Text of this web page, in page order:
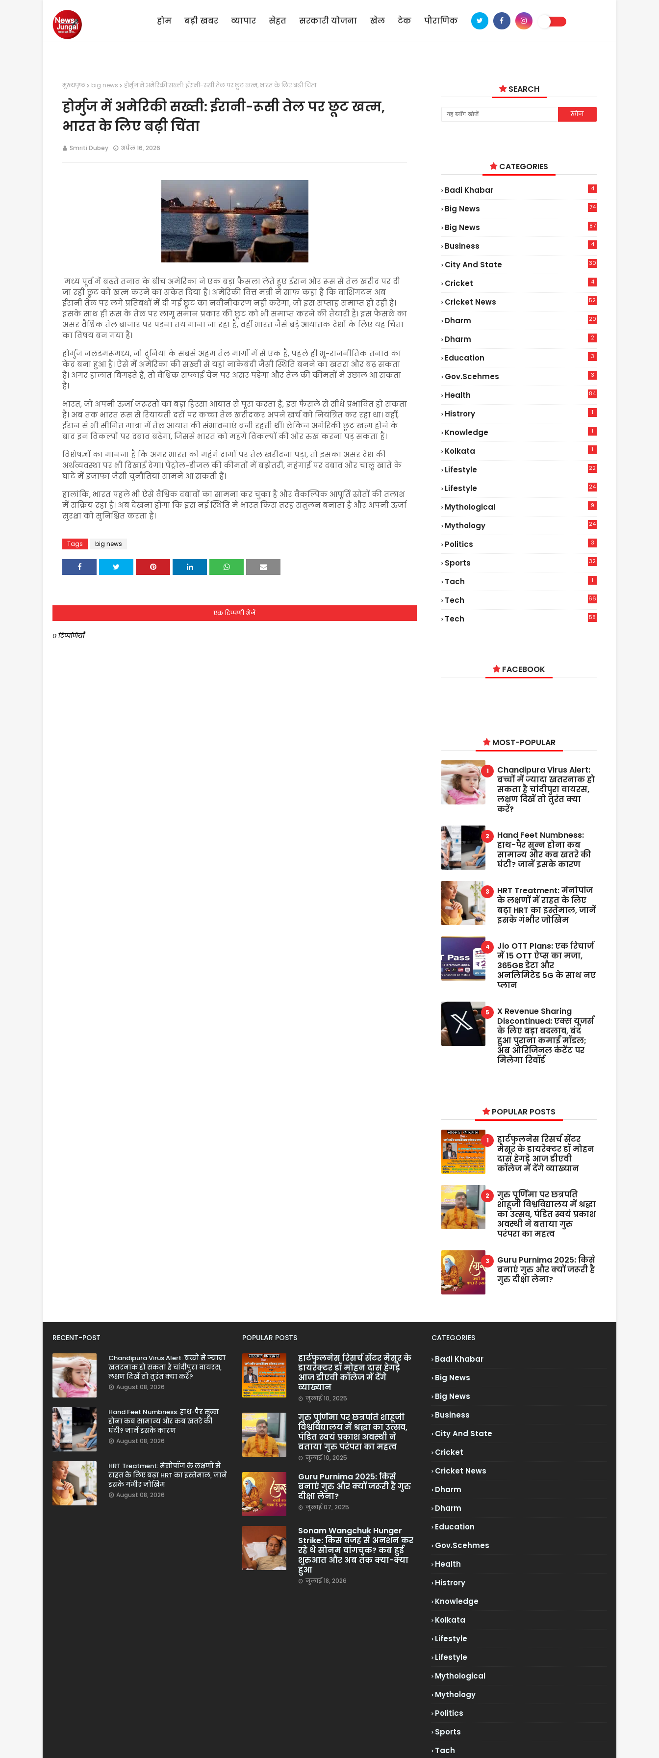
होम बड़ी खबर व्यापार सेहत सरकारी योजना खेल टेक पौराणिक
मुख्यपृष्ठ big news होर्मुज में अमेरिकी सख्ती: ईरानी-रूसी तेल पर छूट खत्म, भारत के लिए बढ़ी चिंता
होर्मुज में अमेरिकी सख्ती: ईरानी-रूसी तेल पर छूट खत्म,
भारत के लिए बढ़ी चिंता
Smriti Dubey अप्रैल 16, 2026
मध्य पूर्व में बढ़ते तनाव के बीच अमेरिका ने एक बड़ा फैसला लेते हुए ईरान और रूस से तेल खरीद पर दी
जा रही छूट को खत्म करने का संकेत दिया है। अमेरिकी वित्त मंत्री ने साफ कहा है कि वाशिंगटन अब
ईरानी तेल पर लगे प्रतिबंधों में दी गई छूट का नवीनीकरण नहीं करेगा, जो इस सप्ताह समाप्त हो रही है।
इसके साथ ही रूस के तेल पर लागू समान प्रकार की छूट को भी समाप्त करने की तैयारी है। इस फैसले का
असर वैश्विक तेल बाजार पर पड़ना तय माना जा रहा है, वहीं भारत जैसे बड़े आयातक देशों के लिए यह चिंता
का विषय बन गया है।
होर्मुज जलडमरूमध्य, जो दुनिया के सबसे अहम तेल मार्गों में से एक है, पहले ही भू-राजनीतिक तनाव का
केंद्र बना हुआ है। ऐसे में अमेरिका की सख्ती से यहां नाकेबंदी जैसी स्थिति बनने का खतरा और बढ़ सकता
है। अगर हालात बिगड़ते हैं, तो वैश्विक सप्लाई चेन पर असर पड़ेगा और तेल की कीमतों में उछाल आ सकता
है।
भारत, जो अपनी ऊर्जा जरूरतों का बड़ा हिस्सा आयात से पूरा करता है, इस फैसले से सीधे प्रभावित हो सकता
है। अब तक भारत रूस से रियायती दरों पर कच्चा तेल खरीदकर अपने खर्च को नियंत्रित कर रहा था। वहीं,
ईरान से भी सीमित मात्रा में तेल आयात की संभावनाएं बनी रहती थीं। लेकिन अमेरिकी छूट खत्म होने के
बाद इन विकल्पों पर दबाव बढ़ेगा, जिससे भारत को महंगे विकल्पों की ओर रुख करना पड़ सकता है।
विशेषज्ञों का मानना है कि अगर भारत को महंगे दामों पर तेल खरीदना पड़ा, तो इसका असर देश की
अर्थव्यवस्था पर भी दिखाई देगा। पेट्रोल-डीजल की कीमतों में बढ़ोतरी, महंगाई पर दबाव और चालू खाते के
घाटे में इजाफा जैसी चुनौतियां सामने आ सकती हैं।
हालांकि, भारत पहले भी ऐसे वैश्विक दबावों का सामना कर चुका है और वैकल्पिक आपूर्ति स्रोतों की तलाश
में सक्रिय रहा है। अब देखना होगा कि इस नई स्थिति में भारत किस तरह संतुलन बनाता है और अपनी ऊर्जा
सुरक्षा को सुनिश्चित करता है।
Tags big news
एक टिप्पणी भेजें
0 टिप्पणियाँ
SEARCH
CATEGORIES
Badi Khabar 4
Big News
74
Big News
87
Business 4
City And State 30
Cricket 4
Cricket News
52
Dharm 20
Dharm 2
Education 3
Gov.scehmes 3
Health
84
Histrory 1
Knowledge 1
Kolkata 1
Lifestyle
22
Lifestyle
24
Mythological 9
Mythology 24
Politics 3
Sports 32
Tach 1
Tech
66
Tech
58
FACEBOOK
MOST-POPULAR
Chandipura Virus Alert:
बच्चों में ज्यादा खतरनाक हो
सकता है चांदीपुरा वायरस,
लक्षण दिखें तो तुरंत क्या
करें?
Hand Feet Numbness:
हाथ-पैर सुन्न होना कब
सामान्य और कब खतरे की
घंटी? जानें इसके कारण
HRT Treatment: मेनोपॉज
के लक्षणों में राहत के लिए
बढ़ा HRT का इस्तेमाल, जानें
इसके गंभीर जोखिम
Jio OTT Plans: एक रिचार्ज
में 15 OTT ऐप्स का मजा,
365GB डेटा और
अनलिमिटेड 5G के साथ नए
प्लान
X Revenue Sharing
Discontinued: एक्स यूजर्स
के लिए बड़ा बदलाव, बंद
हुआ पुराना कमाई मॉडल;
अब ओरिजिनल कंटेंट पर
मिलेगा रिवॉर्ड
POPULAR POSTS
हार्टफुलनेस रिसर्च सेंटर
मैसूर के डायरेक्टर डॉ मोहन
दास हेगड़े आज डीएवी
कॉलेज में देंगे व्याख्यान
गुरु पूर्णिमा पर छत्रपति
शाहूजी विश्वविद्यालय में श्रद्धा
का उत्सव, पंडित स्वयं प्रकाश
अवस्थी ने बताया गुरु
परंपरा का महत्व
Guru Purnima 2025: किसे
बनाएं गुरु और क्यों जरूरी है
गुरु दीक्षा लेना?
RECENT-POST
Chandipura Virus Alert: बच्चों में ज्यादा
खतरनाक हो सकता है चांदीपुरा वायरस,
लक्षण दिखें तो तुरंत क्या करें?
August 08, 2026
Hand Feet Numbness: हाथ-पैर सुन्न
होना कब सामान्य और कब खतरे की
घंटी? जानें इसके कारण
August 08, 2026
HRT Treatment: मेनोपॉज के लक्षणों में
राहत के लिए बढ़ा HRT का इस्तेमाल, जानें
इसके गंभीर जोखिम
August 08, 2026
POPULAR POSTS
हार्टफुलनेस रिसर्च सेंटर मैसूर के
डायरेक्टर डॉ मोहन दास हेगड़े
आज डीएवी कॉलेज में देंगे
व्याख्यान
जुलाई 10, 2025
गुरु पूर्णिमा पर छत्रपति शाहूजी
विश्वविद्यालय में श्रद्धा का उत्सव,
पंडित स्वयं प्रकाश अवस्थी ने
बताया गुरु परंपरा का महत्व
जुलाई 10, 2025
Guru Purnima 2025: किसे
बनाएं गुरु और क्यों जरूरी है गुरु
दीक्षा लेना?
जुलाई 07, 2025
Sonam Wangchuk Hunger
Strike: किस वजह से अनशन कर
रहे थे सोनम वांगचुक? कब हुई
शुरुआत और अब तक क्या-क्या
हुआ
जुलाई 18, 2026
CATEGORIES
Badi Khabar
Big News
Big News
Business
City And State
Cricket
Cricket News
Dharm
Dharm
Education
Gov.scehmes
Health
Histrory
Knowledge
Kolkata
Lifestyle
Lifestyle
Mythological
Mythology
Politics
Sports
Tach